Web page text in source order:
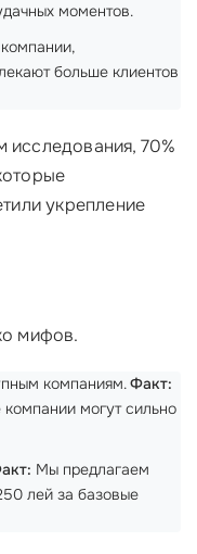
моментов.
больше клиентов
70%
укрепление
мифов.
компаниям.Факт:
могут сильно
Мы предлагаем
лей за базовые